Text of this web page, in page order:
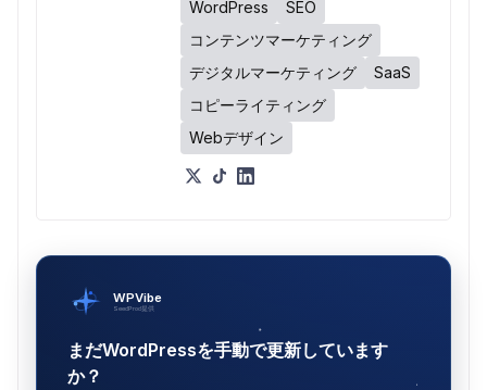
WordPress
SEO
コンテンツマーケティング
デジタルマーケティング
SaaS
コピーライティング
Webデザイン
WPVibe
SeedProd提供
まだWordPressを手動で更新しています
か？